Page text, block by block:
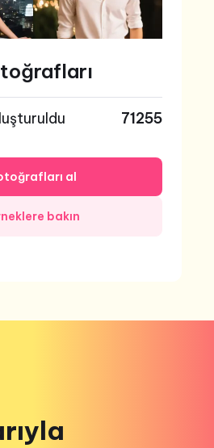
71255
al
bakın